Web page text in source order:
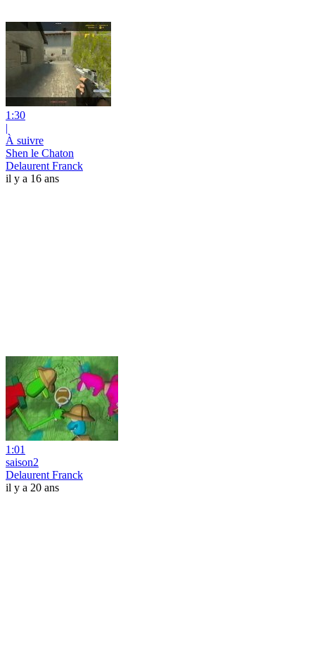
1:30
|
À suivre
Shen le Chaton
Delaurent Franck
il y a 16 ans
1:01
saison2
Delaurent Franck
il y a 20 ans